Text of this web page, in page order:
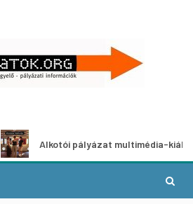
Alkotói pályázat multimédia-kiállításhoz